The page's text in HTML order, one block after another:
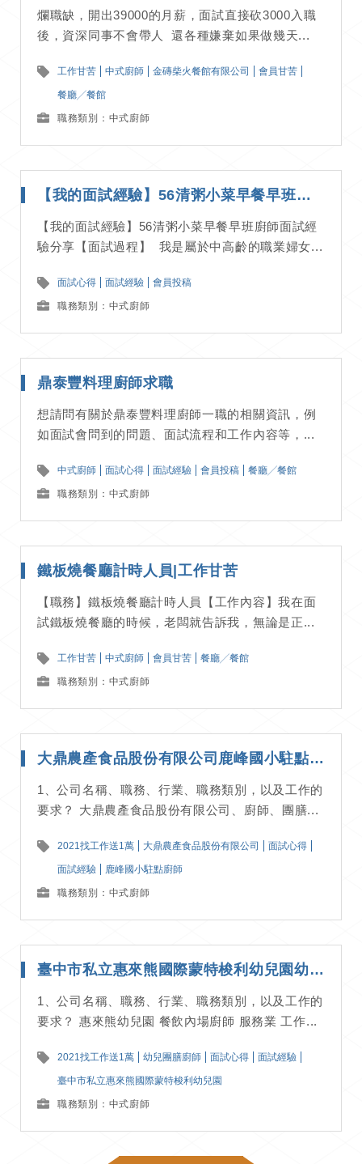
爛職缺，開出39000的月薪，面試直接砍3000入職
後，資深同事不會帶人 還各種嫌棄如果做幾天...
工作甘苦 中式廚師 金磚柴火餐館有限公司 會員甘苦
餐廳╱餐館
職務類別：中式廚師
【我的面試經驗】56清粥小菜早餐早班廚師面試經驗分享
【我的面試經驗】56清粥小菜早餐早班廚師面試經
驗分享【面試過程】 我是屬於中高齡的職業婦女...
面試心得 面試經驗 會員投稿
職務類別：中式廚師
鼎泰豐料理廚師求職
想請問有關於鼎泰豐料理廚師一職的相關資訊，例
如面試會問到的問題、面試流程和工作內容等，...
中式廚師 面試心得 面試經驗 會員投稿 餐廳╱餐館
職務類別：中式廚師
鐵板燒餐廳計時人員|工作甘苦
【職務】鐵板燒餐廳計時人員【工作內容】我在面
試鐵板燒餐廳的時候，老闆就告訴我，無論是正...
工作甘苦 中式廚師 會員甘苦 餐廳╱餐館
職務類別：中式廚師
大鼎農產食品股份有限公司鹿峰國小駐點廚師-面試經驗分享
1、公司名稱、職務、行業、職務類別，以及工作的
要求？ 大鼎農產食品股份有限公司、廚師、團膳...
2021找工作送1萬 大鼎農產食品股份有限公司 面試心得
面試經驗 鹿峰國小駐點廚師
職務類別：中式廚師
臺中市私立惠來熊國際蒙特梭利幼兒園幼兒團膳廚師-面試經驗分享
1、公司名稱、職務、行業、職務類別，以及工作的
要求？ 惠來熊幼兒園 餐飲內場廚師 服務業 工作...
2021找工作送1萬 幼兒團膳廚師 面試心得 面試經驗
臺中市私立惠來熊國際蒙特梭利幼兒園
職務類別：中式廚師